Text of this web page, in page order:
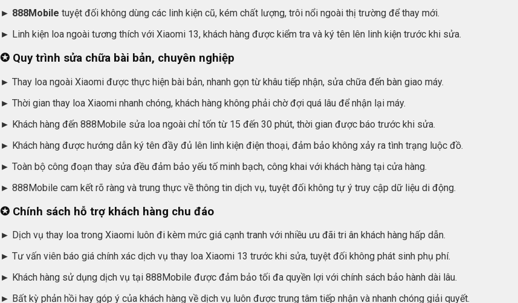
► 888Mobile tuyệt đối không dùng các linh kiện cũ, kém chất lượng, trôi nổi ngoài thị trường để thay mới.
► Linh kiện loa ngoài tương thích với Xiaomi 13, khách hàng được kiểm tra và ký tên lên linh kiện trước khi sửa.
✪ Quy trình sửa chữa bài bản, chuyên nghiệp
► Thay loa ngoài Xiaomi được thực hiện bài bản, nhanh gọn từ khâu tiếp nhận, sửa chữa đến bàn giao máy.
► Thời gian thay loa Xiaomi nhanh chóng, khách hàng không phải chờ đợi quá lâu để nhận lại máy.
► Khách hàng đến 888Mobile sửa loa ngoài chỉ tốn từ 15 đến 30 phút, thời gian được báo trước khi sửa.
► Khách hàng được hướng dẫn ký tên đầy đủ lên linh kiện điện thoại, đảm bảo không xảy ra tình trạng luộc đồ.
► Toàn bộ công đoạn thay sửa đều đảm bảo yếu tố minh bạch, công khai với khách hàng tại cửa hàng.
► 888Mobile cam kết rõ ràng và trung thực về thông tin dịch vụ, tuyệt đối không tự ý truy cập dữ liệu di động.
✪ Chính sách hỗ trợ khách hàng chu đáo
► Dịch vụ thay loa trong Xiaomi luôn đi kèm mức giá cạnh tranh với nhiều ưu đãi tri ân khách hàng hấp dẫn.
► Tư vấn viên báo giá chính xác dịch vụ thay loa Xiaomi 13 trước khi sửa, tuyệt đối không phát sinh phụ phí.
► Khách hàng sử dụng dịch vụ tại 888Mobile được đảm bảo tối đa quyền lợi với chính sách bảo hành dài lâu.
► Bất kỳ phản hồi hay góp ý của khách hàng về dịch vụ luôn được trung tâm tiếp nhận và nhanh chóng giải quyết.